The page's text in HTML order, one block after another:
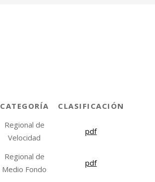
CATEGORÍA CLASIFICACIÓN
Regional de
Velocidad
pdf
Regional de
Medio Fondo
pdf